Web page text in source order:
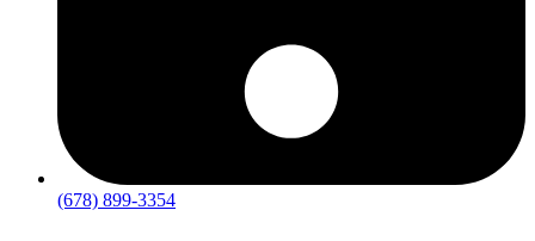
(678) 899-3354